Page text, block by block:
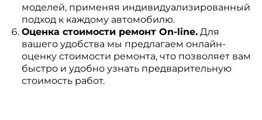
моделей, применяя индивидуализированный
подход к каждому автомобилю.
Оценка стоимости ремонт On-line.Для
вашего удобства мы предлагаем онлайн-
оценку стоимости ремонта, что позволяет вам
быстро и удобно узнать предварительную
стоимость работ.